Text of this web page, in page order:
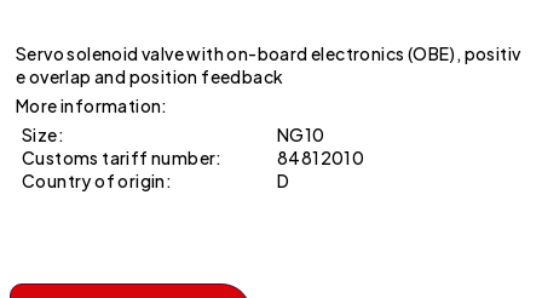
Servo solenoid valve with on-board electronics (OBE), positiv
e overlap and position feedback
More information:
Size:
NG10
Customs tariff number:
84812010
Country of origin:
D